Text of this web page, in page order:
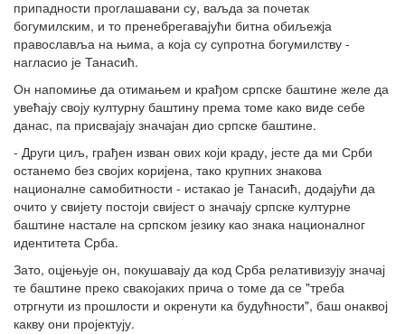
припадности проглашавани су, ваљда за почетак
богумилским, и то пренебрегавајући битна обиљежја
православља на њима, а која су супротна богумилству -
нагласио је Танасић.
Он напомиње да отимањем и крађом српске баштине желе да
увећају своју културну баштину према томе како виде себе
данас, па присвајају значајан дио српске баштине.
- Други циљ, грађен изван ових који краду, јесте да ми Срби
останемо без својих коријена, тако крупних знакова
националне самобитности - истакао је Танасић, додајући да
очито у свијету постоји свијест о значају српске културне
баштине настале на српском језику као знака националног
идентитета Срба.
Зато, оцјењује он, покушавају да код Срба релативизују значај
те баштине преко свакојаких прича о томе да се "треба
отргнути из прошлости и окренути ка будућности", баш онаквој
какву они пројектују.